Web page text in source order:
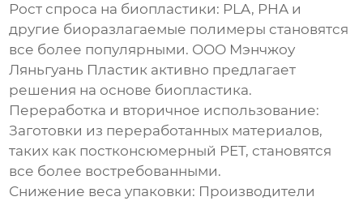
Рост спроса на биопластики: PLA, PHA и
другие биоразлагаемые полимеры становятся
все более популярными. ООО Мэнчжоу
Ляньгуань Пластик активно предлагает
решения на основе биопластика.
Переработка и вторичное использование:
Заготовки из переработанных материалов,
таких как постконсюмерный PET, становятся
все более востребованными.
Снижение веса упаковки: Производители